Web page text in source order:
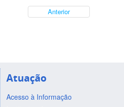
Anterior
Atuação
Acesso à Informação